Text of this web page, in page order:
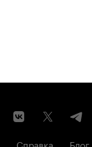
Справка Блог